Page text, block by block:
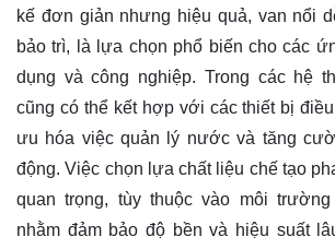
kế đơn giản nhưng hiệu quả, van nổi
bảo trì, là lựa chọn phổ biến cho các
dụng và công nghiệp. Trong các hệ
cũng có thể kết hợp với các thiết bị
ưu hóa việc quản lý nước và tăng
động. Việc chọn lựa chất liệu chế tạo
quan trọng, tùy thuộc vào môi
nhằm đảm bảo độ bền và hiệu suất